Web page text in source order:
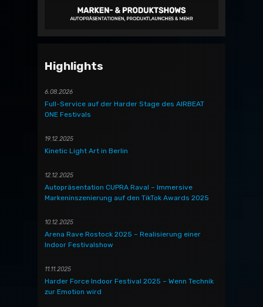
Highlights
6.08.2026
Full-Service auf der Harder Stage des AIRBEAT
ONE Festivals
19.12.2025
Kinetic Light Art in Berlin
12.12.2025
Autopräsentation CUPRA Raval – Immersive
Markeninszenierung auf den TikTok Awards 2025
10.12.2025
Arena Rave Rostock 2025 – Realisierung einer
Indoor Festivalshow
11.11.2025
Harder Force Indoor Festival 2025 – Wenn Technik
zur Emotion wird